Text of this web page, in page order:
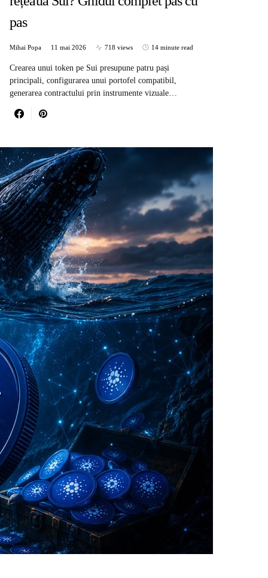
pas
Mihai Popa 11 mai 2026 718 views 14 minute read
Crearea unui token pe Sui presupune patru pași
principali, configurarea unui portofel compatibil,
generarea contractului prin instrumente vizuale…